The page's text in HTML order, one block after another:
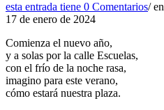
esta entrada tiene 0 Comentarios/ en
17 de enero de 2024
Comienza el nuevo año,
y a solas por la calle Escuelas,
con el frío de la noche rasa,
imagino para este verano,
cómo estará nuestra plaza.